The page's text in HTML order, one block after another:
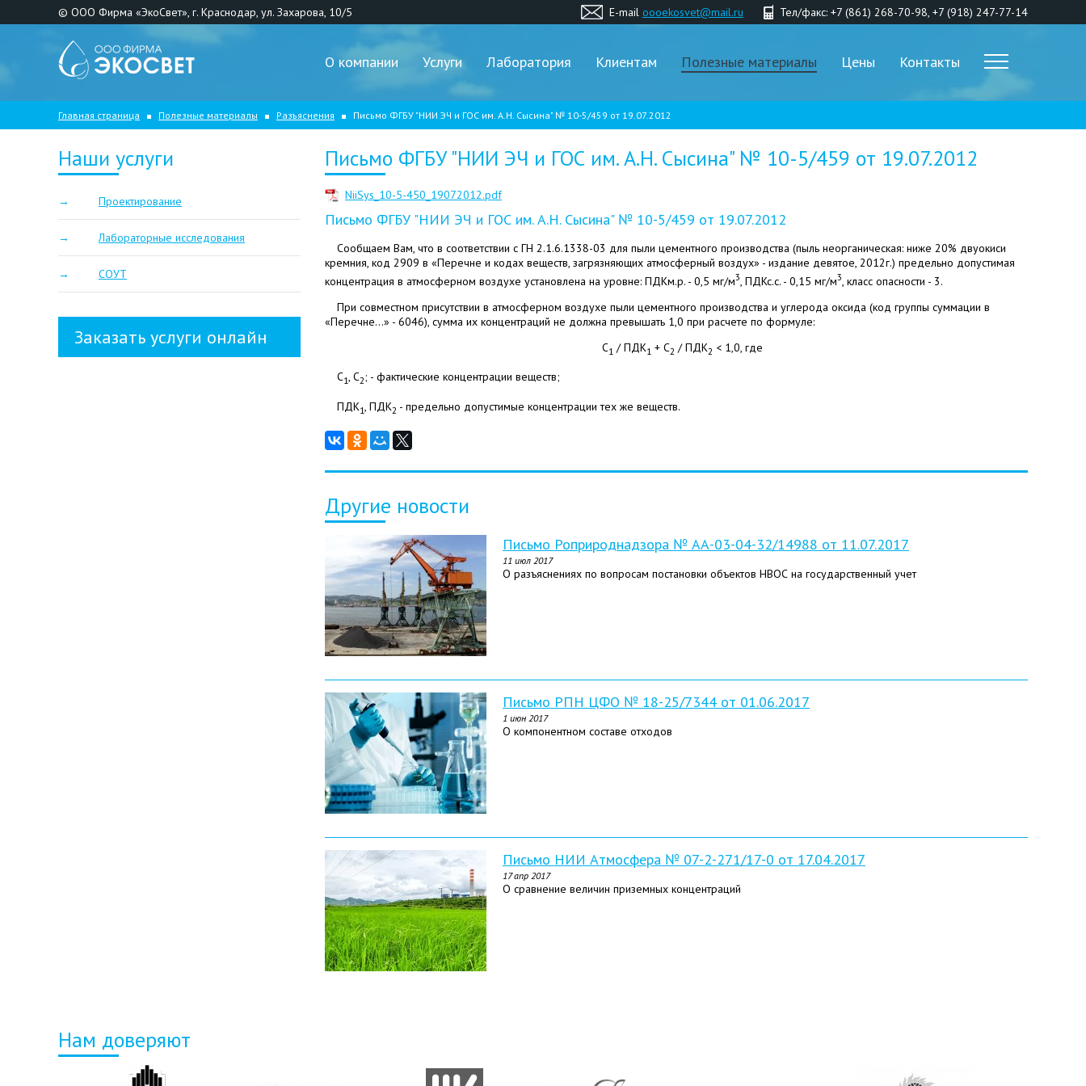
© ООО Фирма «ЭкоСвет», г. Краснодар, ул. Захарова, 10/5 Тел/факс: +7 (861) 268-70-98, +7 (918) 247-77-14
E-mail oooekosvet@mail.ru
О компании Услуги Лаборатория Клиентам Полезные материалы Цены Контакты
Главная страница Полезные материалы Разъяснения Письмо ФГБУ "НИИ ЭЧ и ГОС им. А.Н. Сысина" № 10-5/459 от 19.07.2012
Наши услуги
Проектирование
Лабораторные исследования
СОУТ
Заказать услуги онлайн
Письмо ФГБУ "НИИ ЭЧ и ГОС им. А.Н. Сысина" № 10-5/459 от 19.07.2012
NiiSys_10-5-450_19072012.pdf
Письмо ФГБУ "НИИ ЭЧ и ГОС им. А.Н. Сысина" № 10-5/459 от 19.07.2012
Сообщаем Вам, что в соответствии с ГН 2.1.6.1338-03 для пыли цементного производства (пыль неорганическая: ниже 20% двуокиси
кремния, код 2909 в «Перечне и кодах веществ, загрязняющих атмосферный воздух» - издание девятое, 2012г.) предельно допустимая
концентрация в атмосферном воздухе установлена на уровне: ПДКм.р. - 0,5 мг/м3, ПДКс.с. - 0,15 мг/м3, класс опасности - 3.
При совместном присутствии в атмосферном воздухе пыли цементного производства и углерода оксида (код группы суммации в
«Перечне...» - 6046), сумма их концентраций не должна превышать 1,0 при расчете по формуле:
С1 / ПДК1 + С2 / ПДК2 < 1,0, где
С1, С2; - фактические концентрации веществ;
ПДК1, ПДК2 - предельно допустимые концентрации тех же веществ.
Другие новости
Письмо Роприроднадзора № АА-03-04-32/14988 от 11.07.2017
11 июл 2017
О разъяснениях по вопросам постановки объектов НВОС на государственный учет
Письмо РПН ЦФО № 18-25/7344 от 01.06.2017
1 июн 2017
О компонентном составе отходов
Письмо НИИ Атмосфера № 07-2-271/17-0 от 17.04.2017
17 апр 2017
О сравнение величин приземных концентраций
Нам доверяют